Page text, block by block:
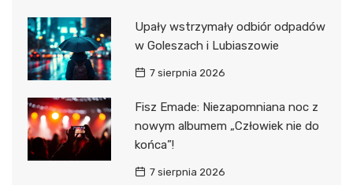
Upały wstrzymały odbiór odpadów
w Goleszach i Lubiaszowie
7 sierpnia 2026
Fisz Emade: Niezapomniana noc z
nowym albumem „Człowiek nie do
końca”!
7 sierpnia 2026